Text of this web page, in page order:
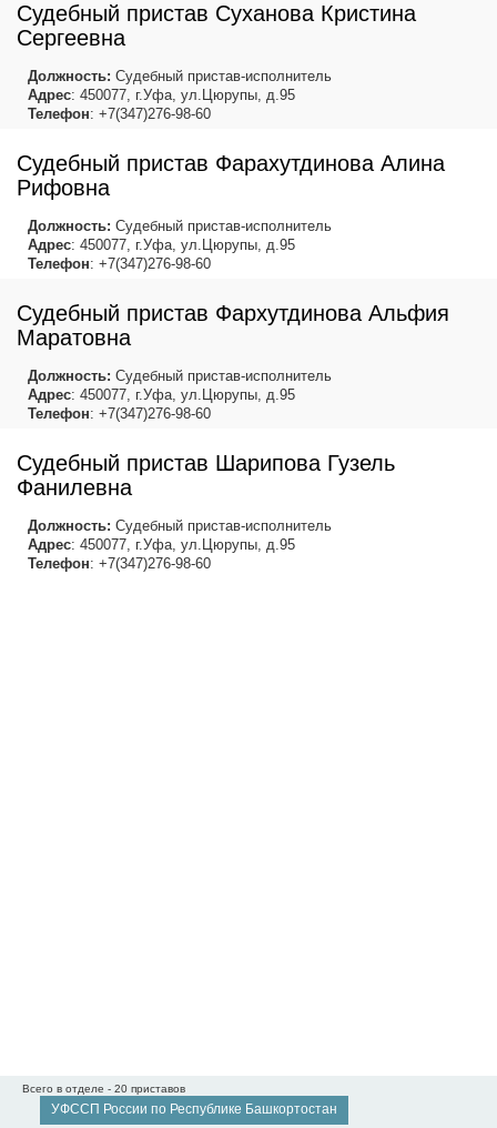
Судебный пристав Суханова Кристина
Сергеевна
Должность: Судебный пристав-исполнитель
Адрес: 450077, г.Уфа, ул.Цюрупы, д.95
Телефон: +7(347)276-98-60
Судебный пристав Фарахутдинова Алина
Рифовна
Должность: Судебный пристав-исполнитель
Адрес: 450077, г.Уфа, ул.Цюрупы, д.95
Телефон: +7(347)276-98-60
Судебный пристав Фархутдинова Альфия
Маратовна
Должность: Судебный пристав-исполнитель
Адрес: 450077, г.Уфа, ул.Цюрупы, д.95
Телефон: +7(347)276-98-60
Судебный пристав Шарипова Гузель
Фанилевна
Должность: Судебный пристав-исполнитель
Адрес: 450077, г.Уфа, ул.Цюрупы, д.95
Телефон: +7(347)276-98-60
Всего в отделе - 20 приставов
УФССП России по Республике Башкортостан